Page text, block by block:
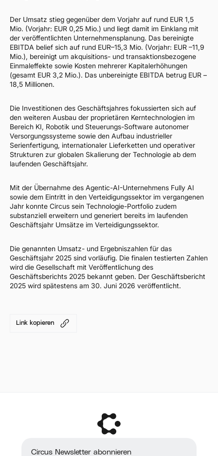
Der Umsatz stieg gegenüber dem Vorjahr auf rund EUR 1,5
Mio. (Vorjahr: EUR 0,25 Mio.) und liegt damit im Einklang mit
der veröffentlichten Unternehmensplanung. Das bereinigte
EBITDA belief sich auf rund EUR–15,3 Mio. (Vorjahr: EUR –11,9
Mio.), bereinigt um akquisitions- und transaktionsbezogene
Einmaleffekte sowie Kosten mehrerer Kapitalerhöhungen
(gesamt EUR 3,2 Mio.). Das unbereinigte EBITDA betrug EUR –
18,5 Millionen.
Die Investitionen des Geschäftsjahres fokussierten sich auf
den weiteren Ausbau der proprietären Kerntechnologien im
Bereich KI, Robotik und Steuerungs-Software autonomer
Versorgungssysteme sowie den Aufbau industrieller
Serienfertigung, internationaler Lieferketten und operativer
Strukturen zur globalen Skalierung der Technologie ab dem
laufenden Geschäftsjahr.
Mit der Übernahme des Agentic-AI-Unternehmens Fully AI
sowie dem Eintritt in den Verteidigungssektor im vergangenen
Jahr konnte Circus sein Technologie-Portfolio zudem
substanziell erweitern und generiert bereits im laufenden
Geschäftsjahr Umsätze im Verteidigungssektor.
Die genannten Umsatz- und Ergebniszahlen für das
Geschäftsjahr 2025 sind vorläufig. Die finalen testierten Zahlen
wird die Gesellschaft mit Veröffentlichung des
Geschäftsberichts 2025 bekannt geben. Der Geschäftsbericht
2025 wird spätestens am 30. Juni 2026 veröffentlicht.
Link kopieren
Circus Newsletter abonnieren